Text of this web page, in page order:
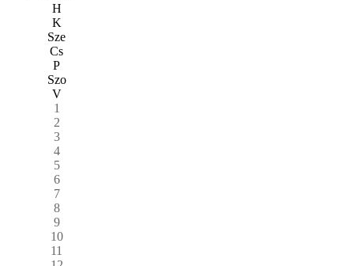
H
K
Sze
Cs
P
Szo
V
1
2
3
4
5
6
7
8
9
10
11